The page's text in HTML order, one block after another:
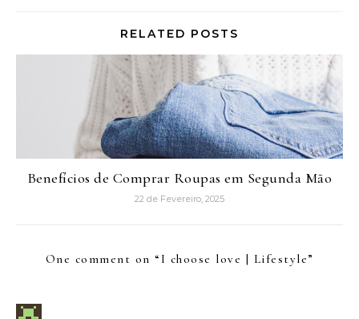
RELATED POSTS
Benefícios de Comprar Roupas em Segunda Mão
22 de Fevereiro, 2025
One comment on “ I choose love | Lifestyle”